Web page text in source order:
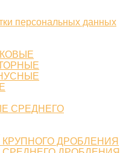
персональных данных
СРЕДНЕГО
ДРОБЛЕНИЯ